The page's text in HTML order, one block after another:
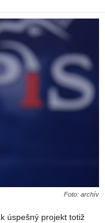
Foto: archív
úspešný projekt totiž